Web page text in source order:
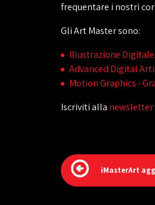
frequentare i nostri
Gli Art Master sono:
Illustrazione Digitale
Advanced Digital
Motion Graphics -
Iscriviti alla newsletter
iMasterArt